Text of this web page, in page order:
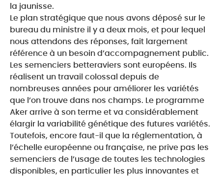
la jaunisse.
Le plan stratégique que nous avons déposé sur le
bureau du ministre il y a deux mois, et pour lequel
nous attendons des réponses, fait largement
référence à un besoin d’accompagnement public.
Les semenciers betteraviers sont européens. Ils
réalisent un travail colossal depuis de
nombreuses années pour améliorer les variétés
que l’on trouve dans nos champs. Le programme
Aker arrive à son terme et va considérablement
élargir la variabilité génétique des futures variétés.
Toutefois, encore faut-il que la réglementation, à
l’échelle européenne ou française, ne prive pas les
semenciers de l’usage de toutes les technologies
disponibles, en particulier les plus innovantes et